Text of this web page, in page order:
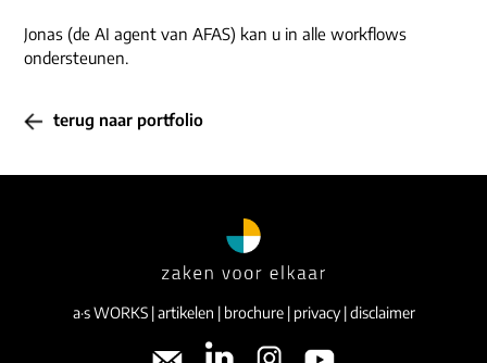
Jonas (de AI agent van AFAS) kan u in alle workflows
ondersteunen.
terug naar portfolio
a·s WORKS|artikelen | brochure| privacy|disclaimer